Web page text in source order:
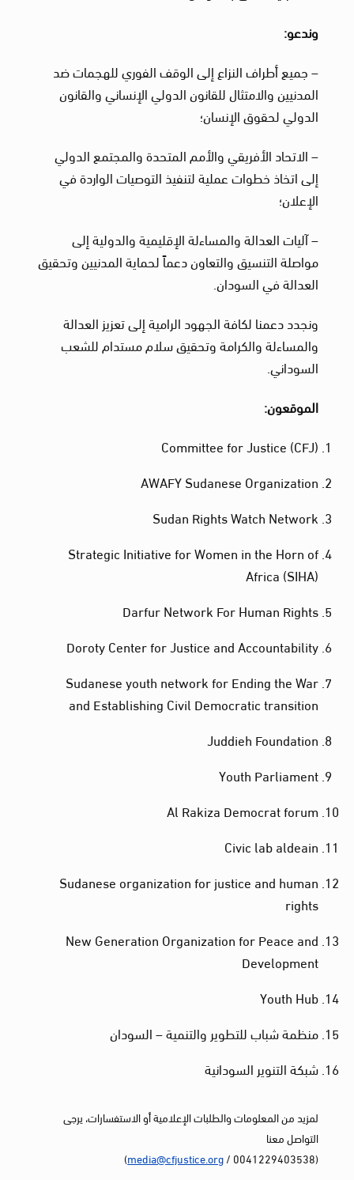
وندعو:
– جميع أطراف النزاع إلى الوقف الفوري للهجمات ضد
المدنيين والامتثال للقانون الدولي الإنساني والقانون
الدولي لحقوق الإنسان؛
– الاتحاد الأفريقي والأمم المتحدة والمجتمع الدولي
إلى اتخاذ خطوات عملية لتنفيذ التوصيات الواردة في
الإعلان؛
– آليات العدالة والمساءلة الإقليمية والدولية إلى
مواصلة التنسيق والتعاون دعماً لحماية المدنيين وتحقيق
العدالة في السودان.
ونجدد دعمنا لكافة الجهود الرامية إلى تعزيز العدالة
والمساءلة والكرامة وتحقيق سلام مستدام للشعب
السوداني.
الموقعون:
Committee for Justice (CFJ)
AWAFY Sudanese Organization
Sudan Rights Watch Network
Strategic Initiative for Women in the Horn of
Africa (SIHA)
Darfur Network For Human Rights
Doroty Center for Justice and Accountability
Sudanese youth network for Ending the War
and Establishing Civil Democratic transition
Juddieh Foundation
Youth Parliament
Al Rakiza Democrat forum
Civic lab aldeain
Sudanese organization for justice and human
rights
New Generation Organization for Peace and
Development
Youth Hub
منظمة شباب للتطوير والتنمية – السودان
شبكة التنوير السودانية
لمزيد من المعلومات والطلبات الإعلامية أو الاستفسارات، يرجى
التواصل معنا
(0041229403538 /
media@cfjustice.org
)